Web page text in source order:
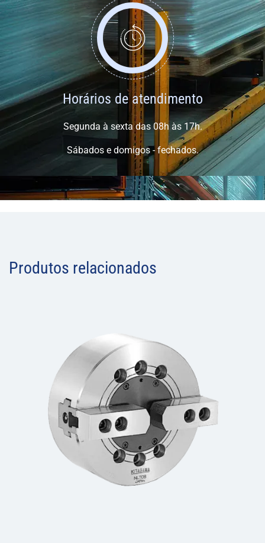
Horários de atendimento
Segunda à sexta das 08h às 17h.
Sábados e domigos - fechados.
Produtos relacionados